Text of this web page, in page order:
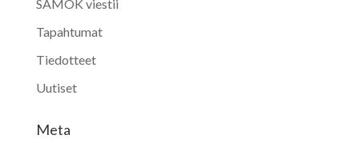
SAMOK viestii
Tapahtumat
Tiedotteet
Uutiset
Meta